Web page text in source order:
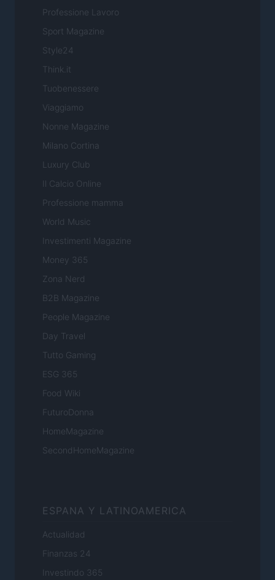
Professione Lavoro
Sport Magazine
Style24
Think.it
Tuobenessere
Viaggiamo
Nonne Magazine
Milano Cortina
Luxury Club
Il Calcio Online
Professione mamma
World Music
Investimenti Magazine
Money 365
Zona Nerd
B2B Magazine
People Magazine
Day Travel
Tutto Gaming
ESG 365
Food Wiki
FuturoDonna
HomeMagazine
SecondHomeMagazine
ESPANA Y LATINOAMERICA
Actualidad
Finanzas 24
Investindo 365